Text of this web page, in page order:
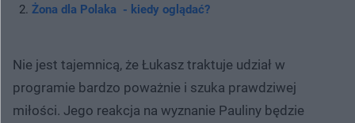
Żona dla Polaka - kiedy oglądać?
Nie jest tajemnicą, że Łukasz traktuje udział w
programie bardzo poważnie i szuka prawdziwej
miłości. Jego reakcja na wyznanie Pauliny będzie